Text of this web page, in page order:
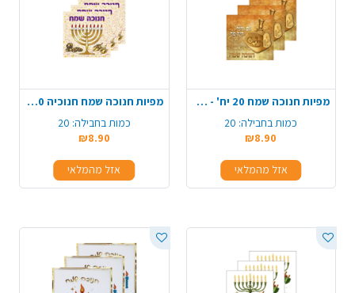
מפיות חנוכה שמח 20 יח' - זהב
כמות בחבילה: 20
₪8.90
אזל מהמלאי
מפיות חנוכה שמח חנוכיה 20 יח' - צבעוני
כמות בחבילה: 20
₪8.90
אזל מהמלאי